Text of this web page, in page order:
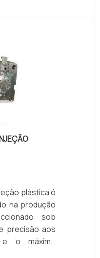
empresa
serviços do
considera a
bem
Sendo.
plástica é
na produção
sob
precisão aos
e o máximo
que